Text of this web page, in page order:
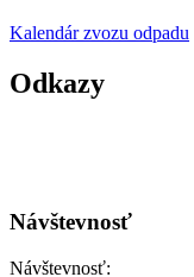
Kalendár zvozu odpadu
Odkazy
Návštevnosť
Návštevnosť: